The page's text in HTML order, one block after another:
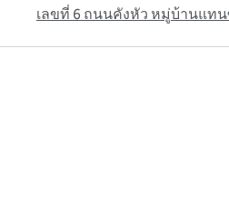
เลขที่ 6 ถนนคังหัว หมู่บ้านแทน